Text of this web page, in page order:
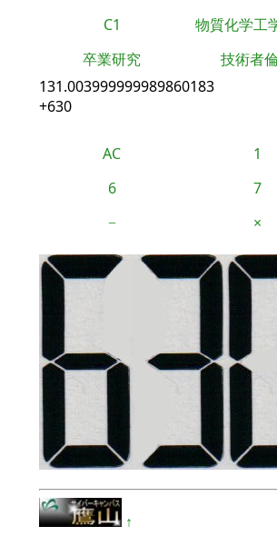
C1 物質化学工
卒業研究
技術者
131.003999999989860183
+630
AC 1
6
7
−
×
↑